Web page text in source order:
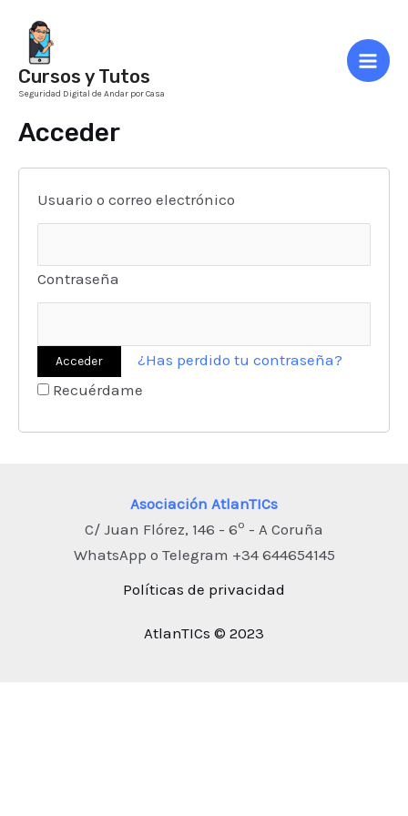
contenido
Cursos y Tutos
Seguridad Digital de Andar por Casa
Acceder
Usuario o correo electrónico
Contraseña
¿Has perdido tu contraseña?
Recuérdame
Asociación AtlanTICs
C/ Juan Flórez, 146 - 6o - A Coruña
WhatsApp o Telegram +34 644654145
Políticas de privacidad
AtlanTICs © 2023